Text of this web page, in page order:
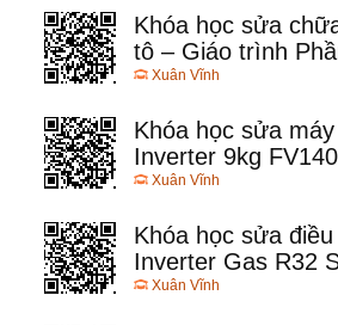
Khóa học sửa
tô – Giáo trình
Xuân Vĩnh
Khóa học sửa
Inverter 9kg
Xuân Vĩnh
Khóa học sửa
Inverter Gas R32
Xuân Vĩnh